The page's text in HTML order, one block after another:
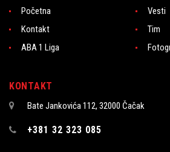
Početna
Vesti
Kontakt
Tim
ABA 1 Liga
KONTAKT
Bate Jankovića 112, 32000 Čačak
+381 32 323 085